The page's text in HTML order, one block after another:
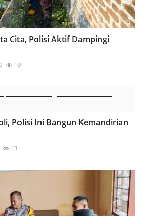
Cita, Polisi Aktif Dampingi
10
Polisi Ini Bangun Kemandirian
13